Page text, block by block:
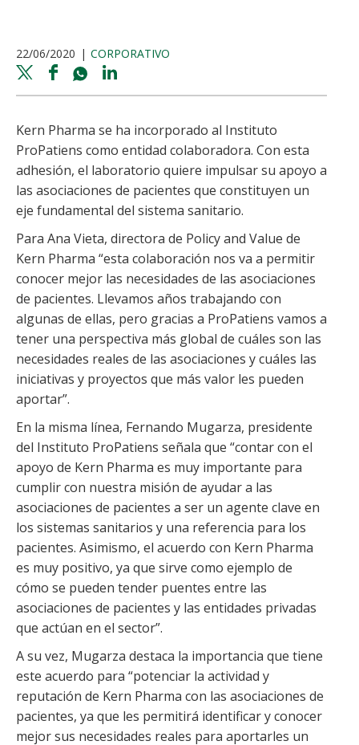
22/06/2020 CORPORATIVO
Twitter
share
Facebook
share
Whatsapp
shareshare
Kern Pharma se ha incorporado al Instituto
ProPatiens como entidad colaboradora. Con esta
adhesión, el laboratorio quiere impulsar su apoyo a
las asociaciones de pacientes que constituyen un
eje fundamental del sistema sanitario.
Para Ana Vieta, directora de Policy and Value de
Kern Pharma “esta colaboración nos va a permitir
conocer mejor las necesidades de las asociaciones
de pacientes. Llevamos años trabajando con
algunas de ellas, pero gracias a ProPatiens vamos a
tener una perspectiva más global de cuáles son las
necesidades reales de las asociaciones y cuáles las
iniciativas y proyectos que más valor les pueden
aportar”.
En la misma línea, Fernando Mugarza, presidente
del Instituto ProPatiens señala que “contar con el
apoyo de Kern Pharma es muy importante para
cumplir con nuestra misión de ayudar a las
asociaciones de pacientes a ser un agente clave en
los sistemas sanitarios y una referencia para los
pacientes. Asimismo, el acuerdo con Kern Pharma
es muy positivo, ya que sirve como ejemplo de
cómo se pueden tender puentes entre las
asociaciones de pacientes y las entidades privadas
que actúan en el sector”.
A su vez, Mugarza destaca la importancia que tiene
este acuerdo para “potenciar la actividad y
reputación de Kern Pharma con las asociaciones de
pacientes, ya que les permitirá identificar y conocer
mejor sus necesidades reales para aportarles un